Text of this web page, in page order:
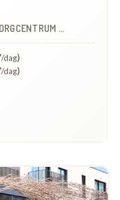
(WZC)
/dag)
/dag)